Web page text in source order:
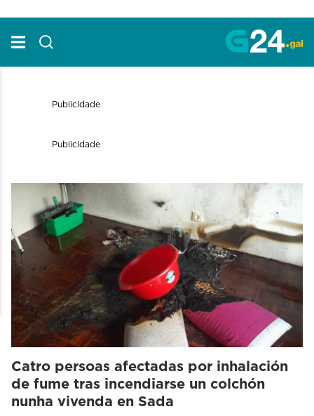
Catro persoas afectadas por inhalación
de fume tras incendiarse un colchón
nunha vivenda en Sada
Publicidade
Publicidade